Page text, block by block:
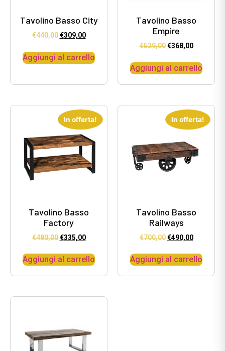
Tavolino Basso City
€440,00 €309,00
Aggiungi al carrello
Tavolino Basso
Empire
€529,00 €368,00
Aggiungi al carrello
In offerta!
Tavolino Basso
Factory
€480,00 €335,00
Aggiungi al carrello
In offerta!
Tavolino Basso
Railways
€700,00 €490,00
Aggiungi al carrello